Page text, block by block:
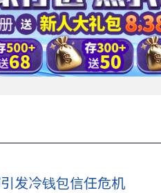
发冷钱包信任危机